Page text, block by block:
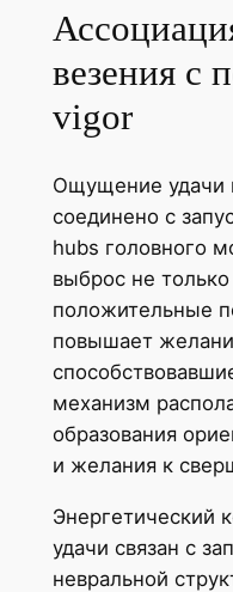
везения с
vigor
Ощущение удачи
соединено с
hubs головного
выброс не
положительные
повышает
механизм
образования
и желания к
Энергетический
удачи связан с
невральной